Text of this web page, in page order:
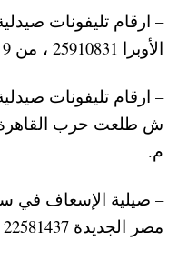
– ارقام تليفونات
الأوبرا 25910831 ، من 9 صباحا – 11 م.
م.
مصر الجديدة 22581437 ، من 9 صباحا – 11 م